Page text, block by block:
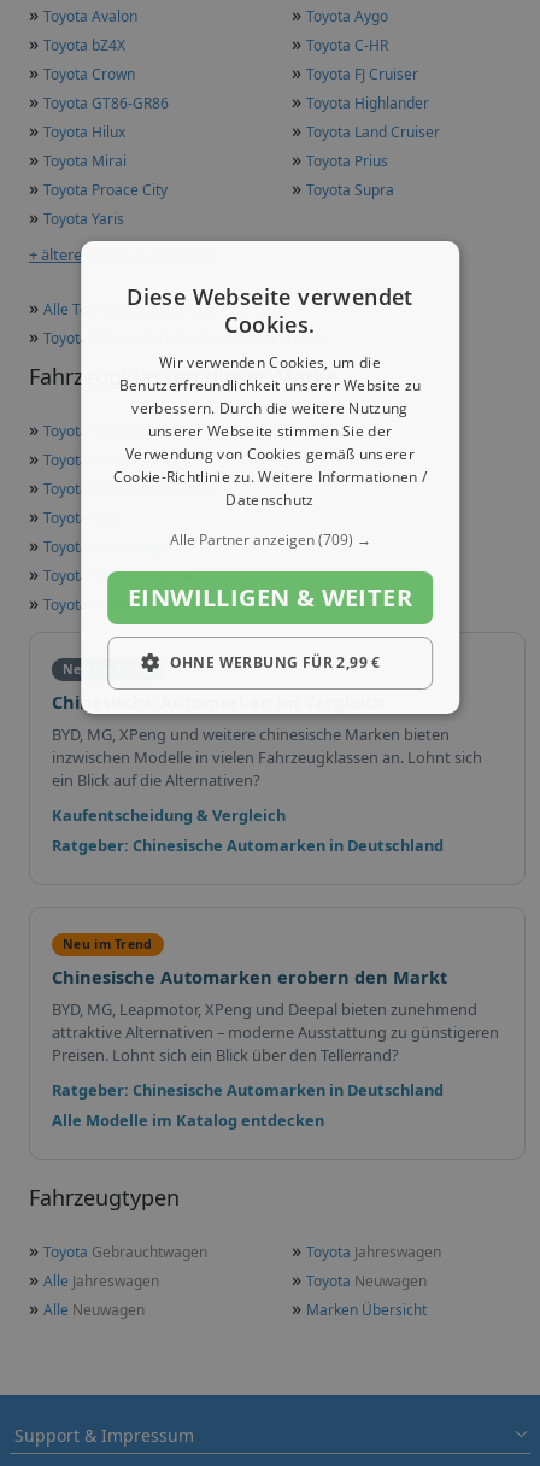
» Toyota Avalon » Toyota Aygo
» Toyota bZ4X » Toyota C-HR
» Toyota Crown » Toyota FJ Cruiser
» Toyota GT86-GR86 » Toyota Highlander
» Toyota Hilux » Toyota Land Cruiser
» Toyota Mirai » Toyota Prius
» Toyota Proace City » Toyota Supra
» Toyota Yaris
+ ältere Modelle anzeigen
» Alle Toyota Modelle in der Übersicht
» Toyota Proace Technische Daten und mehr
Fahrzeugklassen dieser Marke
» Toyota Kompaktklasse
» Toyota Mittelklasse
» Toyota Obere Mittelklasse
» Toyota SUV
» Toyota Van Kompakt
» Toyota Van Großraum
» Toyota Pickup
Neu im Trend
Chinesische Automarken im Vergleich
BYD, MG, XPeng und weitere chinesische Marken bieten
inzwischen Modelle in vielen Fahrzeugklassen an. Lohnt sich
ein Blick auf die Alternativen?
Kaufentscheidung & Vergleich
Ratgeber: Chinesische Automarken in Deutschland
Neu im Trend
Chinesische Automarken erobern den Markt
BYD, MG, Leapmotor, XPeng und Deepal bieten zunehmend
attraktive Alternativen – moderne Ausstattung zu günstigeren
Preisen. Lohnt sich ein Blick über den Tellerrand?
Ratgeber: Chinesische Automarken in Deutschland
Alle Modelle im Katalog entdecken
Fahrzeugtypen
» Toyota Gebrauchtwagen » Toyota Jahreswagen
» Alle Jahreswagen » Toyota Neuwagen
» Alle Neuwagen » Marken Übersicht
Support & Impressum
Diese Webseite verwendet
Cookies.
Wir verwenden Cookies, um die
Benutzerfreundlichkeit unserer Website zu
verbessern. Durch die weitere Nutzung
unserer Webseite stimmen Sie der
Verwendung von Cookies gemäß unserer
Cookie-Richtlinie zu.Weitere Informationen /
Datenschutz
Alle Partner anzeigen(709) →
EINWILLIGEN & WEITER
OHNE WERBUNG FÜR 2,99 €